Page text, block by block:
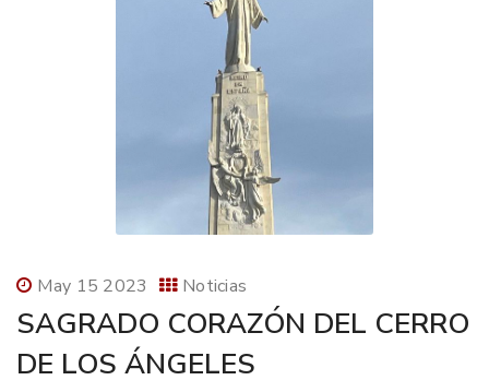
May 15 2023 Noticias
SAGRADO CORAZÓN DEL CERRO
DE LOS ÁNGELES